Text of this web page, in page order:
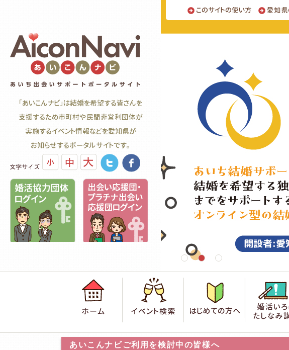
「あいこんナビ」は結婚を希望する皆さんを
支援するため市町村や民間非営利団体が
実施するイベント情報などを愛知県が
お知らせするポータルサイトです。
このサイトの使い方 愛知
あいこんナビご利用を検討中の皆様へ